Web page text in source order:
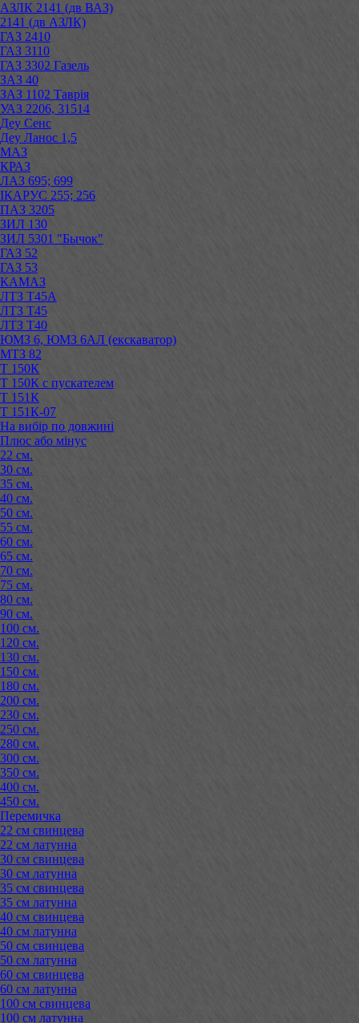
АЗЛК 2141 (дв ВАЗ)
2141 (дв АЗЛК)
ГАЗ 2410
ГАЗ 3110
ГАЗ 3302 Газель
ЗАЗ 40
ЗАЗ 1102 Таврія
УАЗ 2206, 31514
Деу Сенс
Деу Ланос 1,5
МАЗ
КРАЗ
ЛАЗ 695; 699
ІКАРУС 255; 256
ПАЗ 3205
ЗИЛ 130
ЗИЛ 5301 "Бычок"
ГАЗ 52
ГАЗ 53
КАМАЗ
ЛТЗ Т45А
ЛТЗ Т45
ЛТЗ Т40
ЮМЗ 6, ЮМЗ 6АЛ (екскаватор)
МТЗ 82
Т 150К
Т 150К с пускателем
Т 151К
Т 151К-07
На вибір по довжині
Плюс або мінус
22 см.
30 см.
35 см.
40 см.
50 см.
55 см.
60 см.
65 см.
70 см.
75 см.
80 см.
90 см.
100 см.
120 см.
130 см.
150 см.
180 см.
200 см.
230 см.
250 см.
280 см.
300 см.
350 см.
400 см.
450 см.
Перемичка
22 см свинцева
22 см латунна
30 см свинцева
30 см латунна
35 см свинцева
35 см латунна
40 см свинцева
40 см латунна
50 см свинцева
50 см латунна
60 см свинцева
60 см латунна
100 см свинцева
100 см латунна